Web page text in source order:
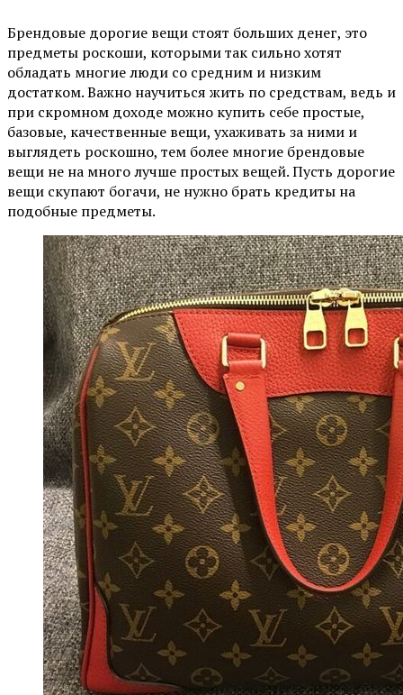
Брендовые дорогие вещи стоят больших денег, это
предметы роскоши, которыми так сильно хотят
обладать многие люди со средним и низким
достатком. Важно научиться жить по средствам, ведь и
при скромном доходе можно купить себе простые,
базовые, качественные вещи, ухаживать за ними и
выглядеть роскошно, тем более многие брендовые
вещи не на много лучше простых вещей. Пусть дорогие
вещи скупают богачи, не нужно брать кредиты на
подобные предметы.